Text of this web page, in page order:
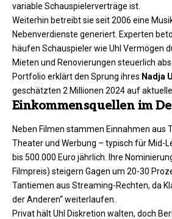
variable Schauspielerverträge ist.
Weiterhin betreibt sie seit 2006 eine
Nebenverdienste generiert. Experten
häufen Schauspieler wie Uhl Vermögen
Mieten und Renovierungen steuerlich
Portfolio erklärt den Sprung ihres Nadja
geschätzten 2 Millionen 2024 auf aktuelle
Einkommensquellen im
Neben Filmen stammen Einnahmen aus
Theater und Werbung – typisch für Mid-
bis 500.000 Euro jährlich. Ihre
Filmpreis) steigern Gagen um 20-30
Tantiemen aus Streaming-Rechten, da
der Anderen“ weiterlaufen.
Privat hält Uhl Diskretion walten, doch